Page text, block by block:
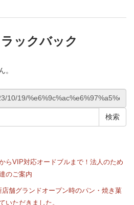
ックバック
。
らVIP対応オードブルまで！法人のため
のご案内
舗グランドオープン時のパン・焼き菓
いただきました。